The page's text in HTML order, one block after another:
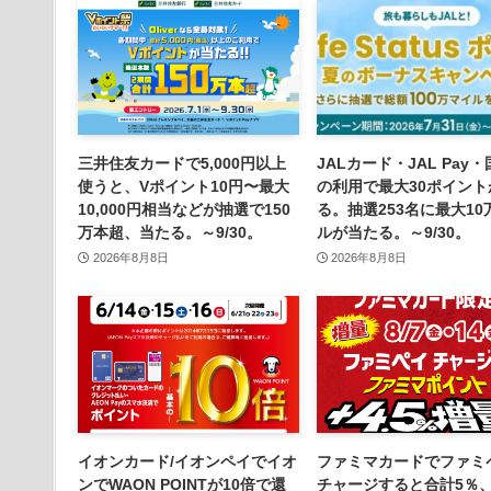
三井住友カードで5,000円以上
使うと、Vポイント10円〜最大
10,000円相当などが抽選で150
万本超、当たる。～9/30。
2026年8月8日
JALカード・JAL Pay・
の利用で最大30ポイント
る。抽選253名に最大10
ルが当たる。～9/30。
2026年8月8日
イオンカード/イオンペイでイオ
ンでWAON POINTが10倍で還
ファミマカードでファミ
チャージすると合計5％